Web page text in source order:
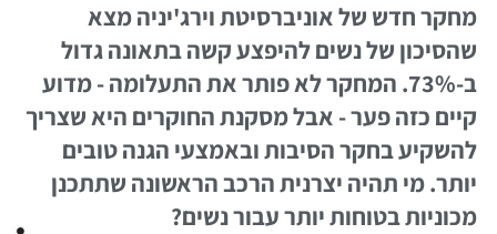
מחקר חדש של אוניברסיטת וירג'יניה מצא
שהסיכון של נשים להיפצע קשה בתאונה גדול
ב-73%. המחקר לא פותר את התעלומה - מדוע
קיים כזה פער - אבל מסקנת החוקרים היא שצריך
להשקיע בחקר הסיבות ובאמצעי הגנה טובים
יותר. מי תהיה יצרנית הרכב הראשונה שתתכנן
מכוניות בטוחות יותר עבור נשים?